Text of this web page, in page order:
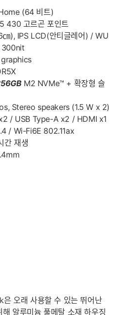
(64 비트)
430 고르곤 포인트
), IPS LCD(안티글레어) / WU
M2 NVMe™ + 확장형 슬
Stereo speakers (1.5 W x 2)
/ USB Type-A x2 / HDMI x1
/ Wi-Fi6E 802.11ax
간 재생
오래 사용할 수 있는 뛰어난
알루미늄 풀메탈 소재 하우징